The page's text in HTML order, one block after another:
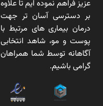
عزیز فراهم نموده ایم تا علاوه
بر دسترسی آسان تر جهت
درمان بیماری های مرتبط با
پوست و مو، شاهد انتخابی
آگاهانه توسط شما همراهان
گرامی باشیم.